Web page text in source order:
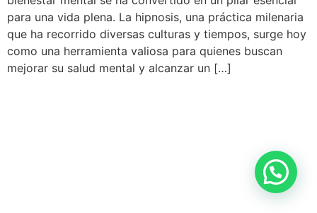
para una vida plena. La hipnosis, una práctica milenaria
que ha recorrido diversas culturas y tiempos, surge hoy
como una herramienta valiosa para quienes buscan
mejorar su salud mental y alcanzar un […]